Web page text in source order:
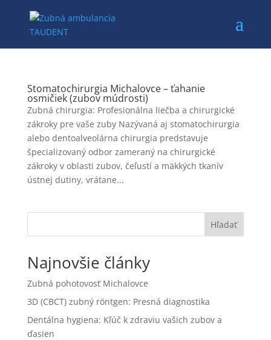
Stomatochirurgia Michalovce – ťahanie
osmičiek (zubov múdrosti)
Zubná chirurgia: Profesionálna liečba a chirurgické
zákroky pre vaše zuby Nazývaná aj stomatochirurgia
alebo dentoalveolárna chirurgia predstavuje
špecializovaný odbor zameraný na chirurgické
zákroky v oblasti zubov, čeľustí a mäkkých tkanív
ústnej dutiny, vrátane...
Hľadať
Najnovšie články
Zubná pohotovosť Michalovce
3D (CBCT) zubný röntgen: Presná diagnostika
Dentálna hygiena: Kľúč k zdraviu vašich zubov a
ďasien